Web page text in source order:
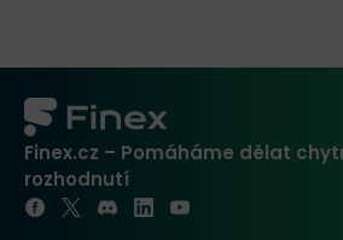
Finex.cz – Pomáháme dělat
rozhodnutí